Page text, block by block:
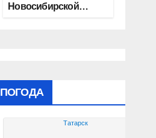
Новосибирской
ПОГОДА
Татарск